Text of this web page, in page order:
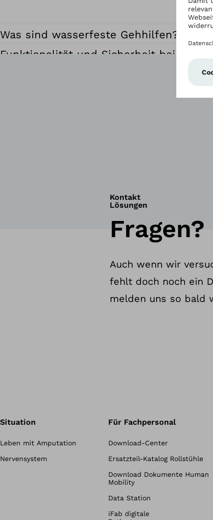
Was sind wasserfeste Gehhilfen?
Funktionalität und Sicherheit bei
Das Fachgeschäft – Ihr kompetenter
Lösungen
Kontakt
Fragen?
Auch wenn wir
fehlt doch noch ein
melden uns so bald
Situation
Leben mit Amputation
Nervensystem
Für Fachpersonal
Download-Center
Ersatzteil-Katalog Rollstühle
Download Dokumente Human
Mobility
Data Station
iFab digitale